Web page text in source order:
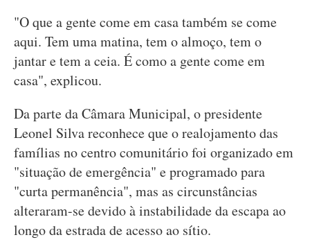
"O que a gente come em casa também se come
aqui. Tem uma matina, tem o almoço, tem o
jantar e tem a ceia. É como a gente come em
casa", explicou.
Da parte da Câmara Municipal, o presidente
Leonel Silva reconhece que o realojamento das
famílias no centro comunitário foi organizado em
"situação de emergência" e programado para
"curta permanência", mas as circunstâncias
alteraram-se devido à instabilidade da escapa ao
longo da estrada de acesso ao sítio.